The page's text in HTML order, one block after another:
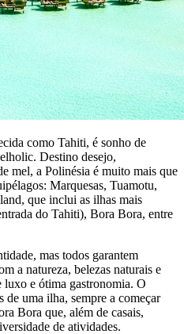
como Tahiti, é sonho de
Destino desejo,
mel, a Polinésia é muito mais que
Marquesas, Tuamotu,
que inclui as ilhas mais
do Tahiti), Bora Bora, entre
mas todos garantem
a natureza, belezas naturais e
luxo e ótima gastronomia. O
de uma ilha, sempre a começar
Bora que, além de casais,
de atividades.